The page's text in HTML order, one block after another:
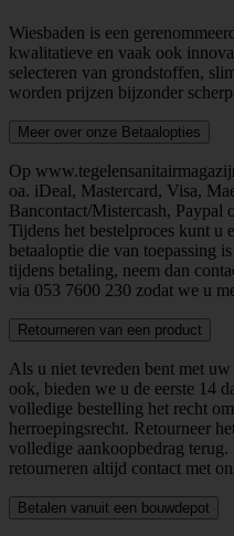
Wiesbaden is een
kwalitatieve en vaak ook
selecteren van grondstoffen,
worden prijzen bijzonder
Meer over onze Betaalopties
Op
oa. iDeal, Mastercard, Visa,
Bancontact/Mistercash, Paypal
Tijdens het bestelproces kunt u
betaaloptie die van toepassing
tijdens betaling, neem dan
via 053 7600 230 zodat we u
Retourneren van een product
Als u niet tevreden bent met
ook, bieden we u de eerste 14
volledige bestelling het recht
herroepingsrecht. Retourneer
volledige aankoopbedrag
retourneren altijd contact met
Betalen vanuit een bouwdepot